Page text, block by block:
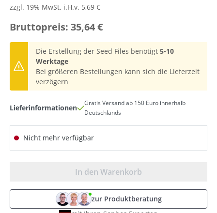
zzgl. 19% MwSt. i.H.v. 5,69 €
Bruttopreis: 35,64 €
Die Erstellung der Seed Files benötigt 5-10
Werktage
Bei größeren Bestellungen kann sich die Lieferzeit
verzögern
Lieferinformationen
Gratis Versand ab 150 Euro innerhalb
Deutschlands
Nicht mehr verfügbar
In den Warenkorb
zur Produktberatung